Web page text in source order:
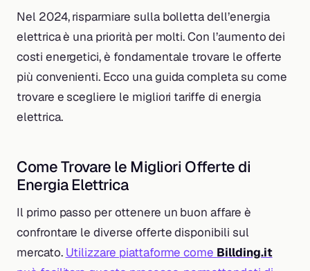
Nel 2024, risparmiare sulla bolletta dell’energia
elettrica è una priorità per molti. Con l’aumento dei
costi energetici, è fondamentale trovare le offerte
più convenienti. Ecco una guida completa su come
trovare e scegliere le migliori tariffe di energia
elettrica.
Come Trovare le Migliori Offerte di
Energia Elettrica
Il primo passo per ottenere un buon affare è
confrontare le diverse offerte disponibili sul
mercato. Utilizzare piattaforme come Billding.it